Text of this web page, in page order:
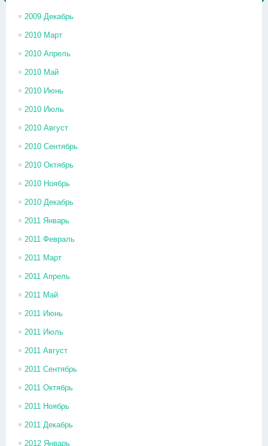
2009 Декабрь
2010 Март
2010 Апрель
2010 Май
2010 Июнь
2010 Июль
2010 Август
2010 Сентябрь
2010 Октябрь
2010 Ноябрь
2010 Декабрь
2011 Январь
2011 Февраль
2011 Март
2011 Апрель
2011 Май
2011 Июнь
2011 Июль
2011 Август
2011 Сентябрь
2011 Октябрь
2011 Ноябрь
2011 Декабрь
2012 Январь